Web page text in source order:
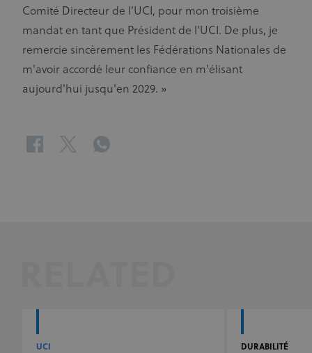
Comité Directeur de l’UCI, pour mon troisième
mandat en tant que Président de l'UCI. De plus, je
remercie sincèrement les Fédérations Nationales de
m'avoir accordé leur confiance en m'élisant
aujourd'hui jusqu'en 2029. »
facebook
twitterwhatsapp
UCI DURABILITÉ